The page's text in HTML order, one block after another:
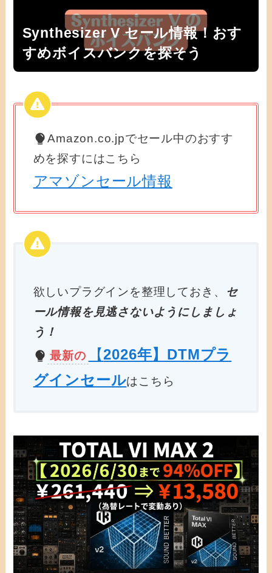
Synthesizer V セール情報！おす
すめボイスバンクを探そう
Amazon.co.jpでセール中のおすす
めを探すにはこちら
アマゾンセール情報
欲しいプラグインを整理しておき、
セ
ール情報を見逃さないようにしましょ
う！
最新の
【2026年】DTMプラ
グインセールはこちら